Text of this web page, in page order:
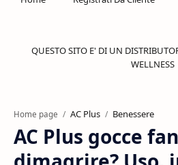
QUESTO SITO E' DI UN
WELLNESS
Home page AC Plus Benessere
AC Plus gocce